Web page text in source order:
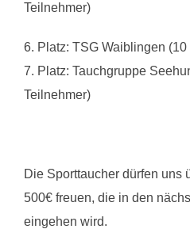
Teilnehmer)
6. Platz: TSG Waiblingen (10
7. Platz: Tauchgruppe
Teilnehmer)
Die Sporttaucher dürfen uns
500€ freuen, die in den
eingehen wird.